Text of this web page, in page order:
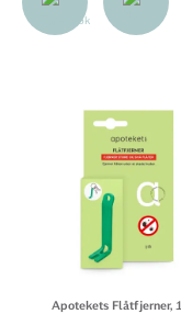
Apotekets Flåtfjerner,